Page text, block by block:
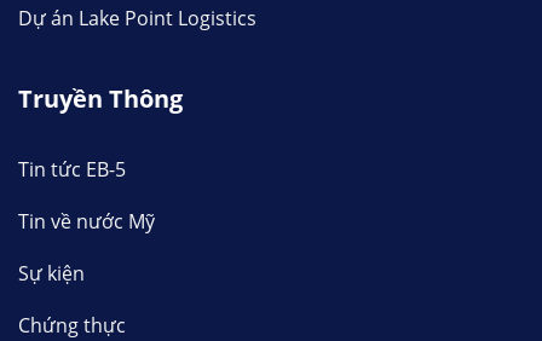
Dự án Lake Point Logistics
Truyền Thông
Tin tức EB-5
Tin về nước Mỹ
Sự kiện
Chứng thực